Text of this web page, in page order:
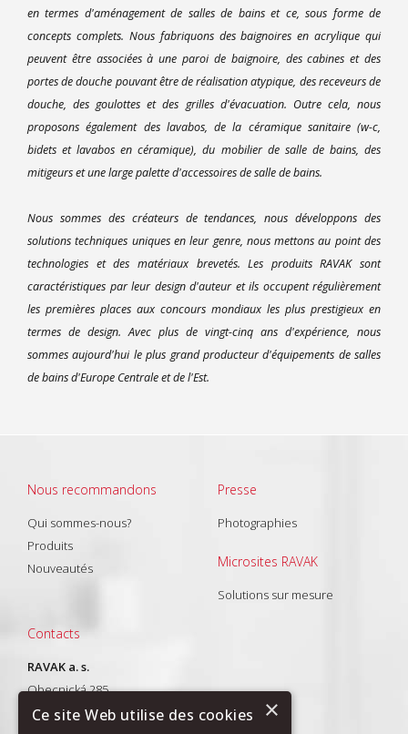
en termes d'aménagement de salles de bains et ce, sous forme de
concepts complets. Nous fabriquons des baignoires en acrylique qui
peuvent être associées à une paroi de baignoire, des cabines et des
portes de douche pouvant être de réalisation atypique, des receveurs de
douche, des goulottes et des grilles d'évacuation. Outre cela, nous
proposons également des lavabos, de la céramique sanitaire (w-c,
bidets et lavabos en céramique), du mobilier de salle de bains, des
mitigeurs et une large palette d'accessoires de salle de bains.
Nous sommes des créateurs de tendances, nous développons des
solutions techniques uniques en leur genre, nous mettons au point des
technologies et des matériaux brevetés. Les produits RAVAK sont
caractéristiques par leur design d'auteur et ils occupent régulièrement
les premières places aux concours mondiaux les plus prestigieux en
termes de design. Avec plus de vingt-cinq ans d'expérience, nous
sommes aujourd'hui le plus grand producteur d'équipements de salles
de bains d'Europe Centrale et de l'Est.
Nous recommandons
Qui sommes-nous?
Produits
Nouveautés
Presse
Photographies
Microsites RAVAK
Solutions sur mesure
Contacts
RAVAK a. s.
Obecnická 285
261 01 Příbram I
×
Ce site Web utilise des cookies